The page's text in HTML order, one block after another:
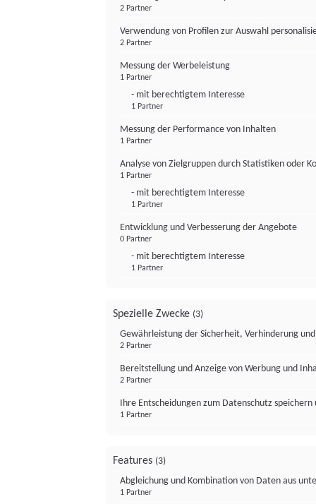
2 Partner
Verwendung von Profilen zur Auswahl
2 Partner
Messung der Werbeleistung
1 Partner
- mit berechtigtem Interesse
1 Partner
Messung der Performance von Inhalten
1 Partner
Analyse von Zielgruppen durch Statistiken oder
1 Partner
- mit berechtigtem Interesse
1 Partner
Entwicklung und Verbesserung der Angebote
0 Partner
- mit berechtigtem Interesse
1 Partner
Spezielle Zwecke (3)
Gewährleistung der Sicherheit, Verhinderung
2 Partner
Bereitstellung und Anzeige von Werbung und
2 Partner
Ihre Entscheidungen zum Datenschutz
1 Partner
Features (3)
Abgleichung und Kombination von Daten aus
1 Partner